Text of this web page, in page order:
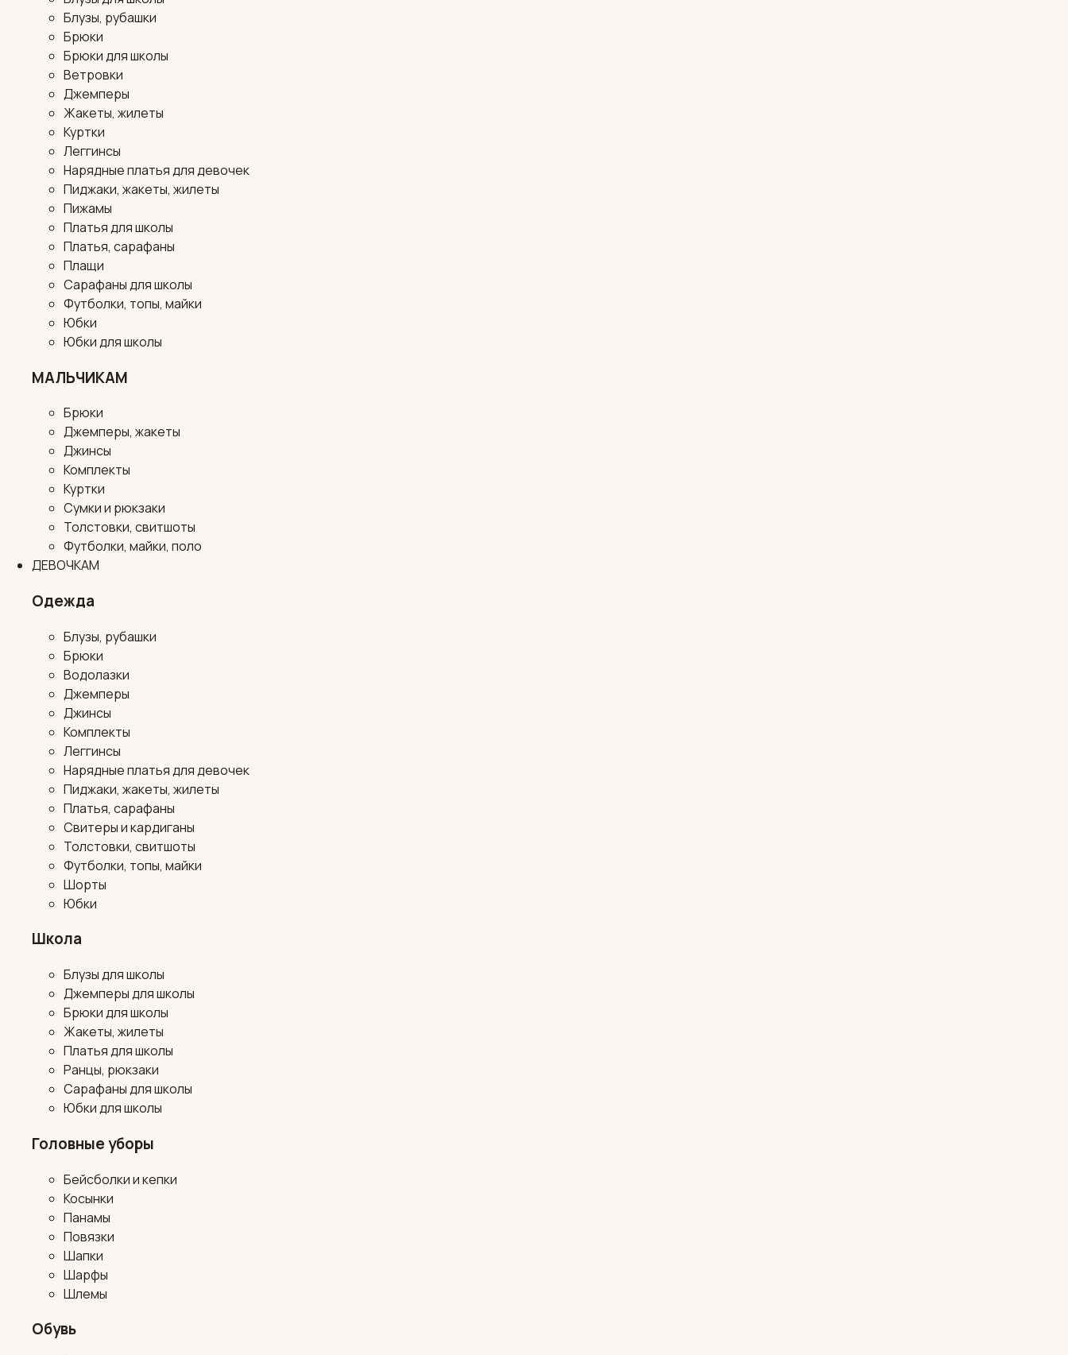
Блузы, рубашки
Брюки
Брюки для школы
Ветровки
Джемперы
Жакеты, жилеты
Куртки
Леггинсы
Нарядные платья для девочек
Пиджаки, жакеты, жилеты
Пижамы
Платья для школы
Платья, сарафаны
Плащи
Сарафаны для школы
Футболки, топы, майки
Юбки
Юбки для школы
МАЛЬЧИКАМ
Брюки
Джемперы, жакеты
Джинсы
Комплекты
Куртки
Сумки и рюкзаки
Толстовки, свитшоты
Футболки, майки, поло
ДЕВОЧКАМ
Одежда
Блузы, рубашки
Брюки
Водолазки
Джемперы
Джинсы
Комплекты
Леггинсы
Нарядные платья для девочек
Пиджаки, жакеты, жилеты
Платья, сарафаны
Свитеры и кардиганы
Толстовки, свитшоты
Футболки, топы, майки
Шорты
Юбки
Школа
Блузы для школы
Джемперы для школы
Брюки для школы
Жакеты, жилеты
Платья для школы
Ранцы, рюкзаки
Сарафаны для школы
Юбки для школы
Головные уборы
Бейсболки и кепки
Косынки
Панамы
Повязки
Шапки
Шарфы
Шлемы
Обувь